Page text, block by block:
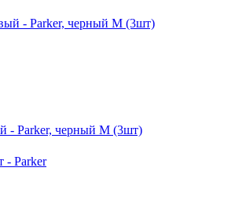
- Parker, черный M (3шт)